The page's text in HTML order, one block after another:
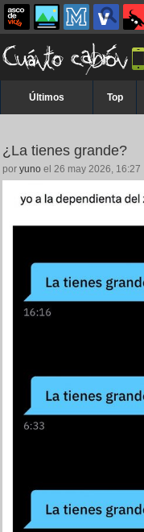
Últimos Top
¿La tienes grande?
por yuno el 26 may 2026, 16:27